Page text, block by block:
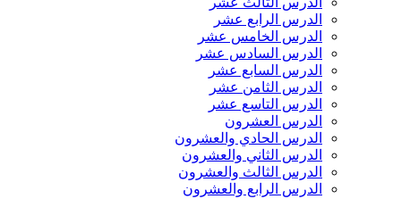
الدرس الرابع عشر
الدرس الخامس عشر
الدرس السادس عشر
الدرس السابع عشر
الدرس الثامن عشر
الدرس التاسع عشر
الدرس العشرون
الدرس الحادي والعشرون
الدرس الثاني والعشرون
الدرس الثالث والعشرون
الدرس الرابع والعشرون